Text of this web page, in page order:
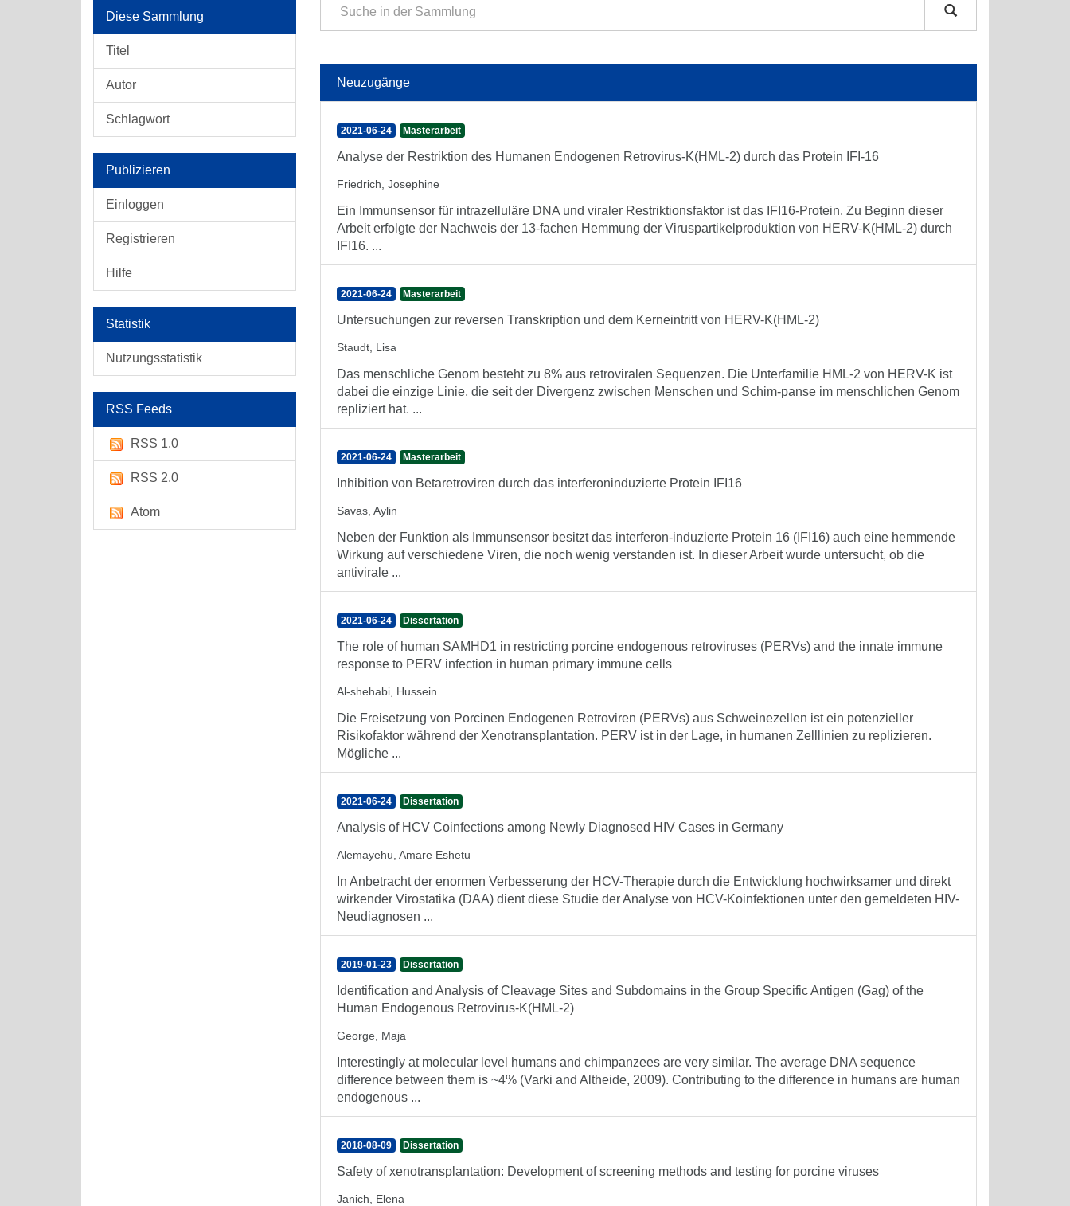
Diese Sammlung
Titel
Autor
Schlagwort
Publizieren
Einloggen
Registrieren
Hilfe
Statistik
Nutzungsstatistik
RSS Feeds
RSS 1.0
RSS 2.0
Atom
Neuzugänge
2021-06-24 Masterarbeit
Analyse der Restriktion des Humanen Endogenen Retrovirus-K(HML-2) durch das Protein IFI-16
Friedrich, Josephine
Ein Immunsensor für intrazelluläre DNA und viraler Restriktionsfaktor ist das IFI16-Protein. Zu Beginn dieser
Arbeit erfolgte der Nachweis der 13-fachen Hemmung der Viruspartikelproduktion von HERV-K(HML-2) durch
IFI16. ...
2021-06-24 Masterarbeit
Untersuchungen zur reversen Transkription und dem Kerneintritt von HERV-K(HML-2)
Staudt, Lisa
Das menschliche Genom besteht zu 8% aus retroviralen Sequenzen. Die Unterfamilie HML-2 von HERV-K ist
dabei die einzige Linie, die seit der Divergenz zwischen Menschen und Schim-panse im menschlichen Genom
repliziert hat. ...
2021-06-24 Masterarbeit
Inhibition von Betaretroviren durch das interferoninduzierte Protein IFI16
Savas, Aylin
Neben der Funktion als Immunsensor besitzt das interferon-induzierte Protein 16 (IFI16) auch eine hemmende
Wirkung auf verschiedene Viren, die noch wenig verstanden ist. In dieser Arbeit wurde untersucht, ob die
antivirale ...
2021-06-24 Dissertation
The role of human SAMHD1 in restricting porcine endogenous retroviruses (PERVs) and the innate immune
response to PERV infection in human primary immune cells
Al-shehabi, Hussein
Die Freisetzung von Porcinen Endogenen Retroviren (PERVs) aus Schweinezellen ist ein potenzieller
Risikofaktor während der Xenotransplantation. PERV ist in der Lage, in humanen Zelllinien zu replizieren.
Mögliche ...
2021-06-24 Dissertation
Analysis of HCV Coinfections among Newly Diagnosed HIV Cases in Germany
Alemayehu, Amare Eshetu
In Anbetracht der enormen Verbesserung der HCV-Therapie durch die Entwicklung hochwirksamer und direkt
wirkender Virostatika (DAA) dient diese Studie der Analyse von HCV-Koinfektionen unter den gemeldeten HIV-
Neudiagnosen ...
2019-01-23 Dissertation
Identification and Analysis of Cleavage Sites and Subdomains in the Group Specific Antigen (Gag) of the
Human Endogenous Retrovirus-K(HML-2)
George, Maja
Interestingly at molecular level humans and chimpanzees are very similar. The average DNA sequence
difference between them is ~4% (Varki and Altheide, 2009). Contributing to the difference in humans are human
endogenous ...
2018-08-09 Dissertation
Safety of xenotransplantation: Development of screening methods and testing for porcine viruses
Janich, Elena